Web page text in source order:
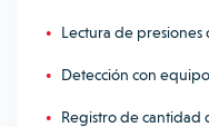
Lectura de
Detección con
Registro de cantidad